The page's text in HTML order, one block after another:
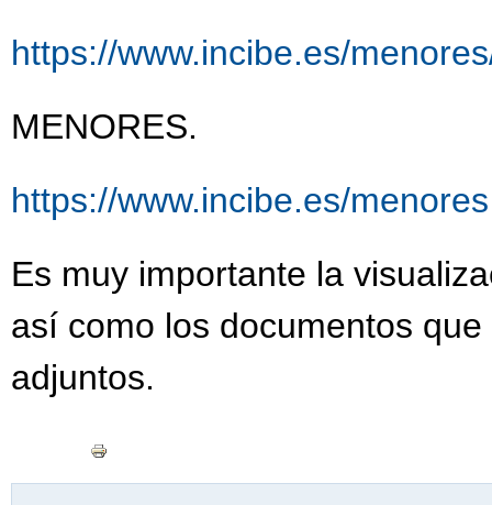
https://www.incibe.es/
MENORES.
https://www.incibe.es/menores
Es muy importante la
así como los documentos
adjuntos.